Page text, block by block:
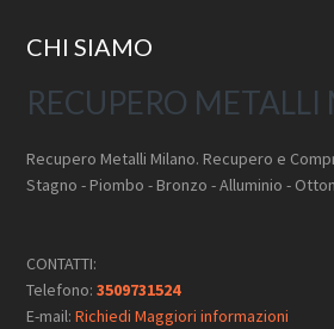
Footer
CHI SIAMO
RECUPERO
Recupero Metalli Milano. Recupero e
Stagno - Piombo - Bronzo - Alluminio -
CONTATTI:
Telefono:3509731524
E-mail:Richiedi Maggiori informazioni